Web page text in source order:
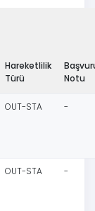
Hareketlilik
Türü
Notu
OUT-STA -
OUT-STA -